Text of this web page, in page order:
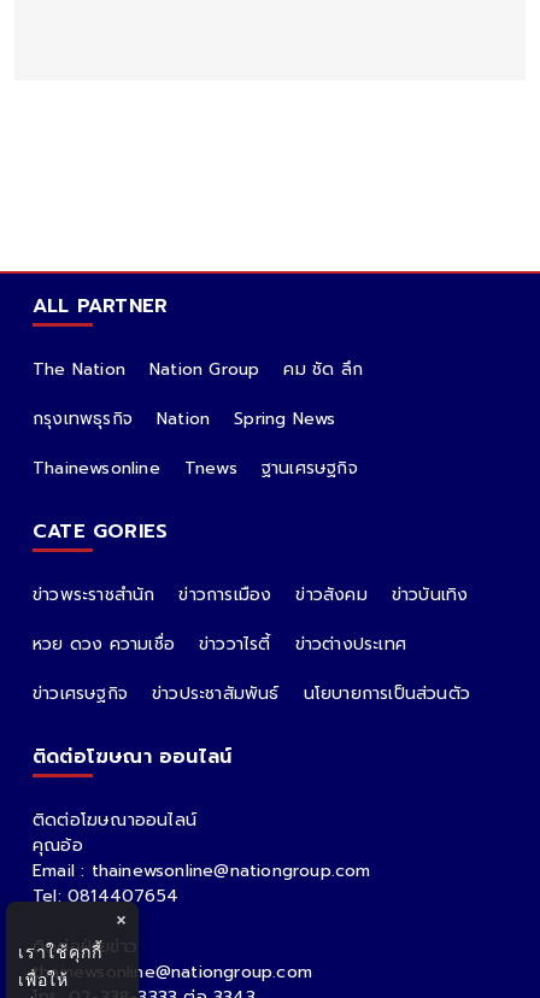
ALL PARTNER
The Nation Nation Group
คม ชัด ลึก
กรุงเทพธุรกิจ
Nation
Spring News
Thainewsonline
Tnews ฐานเศรษฐกิจ
CATE GORIES
ข่าวพระราชสำนัก ข่าวการเมือง ข่าวสังคม
ข่าวบันเทิง
หวย ดวง ความเชื่อ
ข่าววาไรตี้
ข่าวต่างประเทศ
ข่าวเศรษฐกิจ
ข่าวประชาสัมพันธ์ นโยบายการเป็นส่วนตัว
ติดต่อโฆษณา ออนไลน์
ติดต่อโฆษณาออนไลน์
คุณอ้อ
Email : thainewsonline@nationgroup.com
Tel: 0814407654
ติดต่อฝ่ายข่าว
thainewsonline@nationgroup.com
×
เราใช้คุกกี้
เพื่อให้